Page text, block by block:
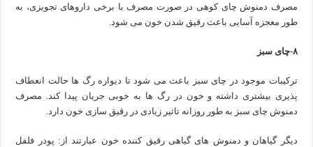
مصرف دمنوش چای کوهی در صورت مصرف با برخی داروهای تجویزی، به
طور معجزه آسایی باعث رقیق شدن خون می شود.
۸-چای سبز
ترکیبات موجود در‎ چای سبز باعث می شود تا دیواره رگ ها حالت انعطاف
پذیری بیشتری داشته و خون در رگ ها به خوبی جریان پیدا کند. مصرف
دمنوش چای سبز به طور روزانه تاثیر زیادی در رقیق سازی خون دارد.
دیگر گیاهان و دمنوش های گیاهی رقیق کننده خون عبارتند از: پودر فلفل